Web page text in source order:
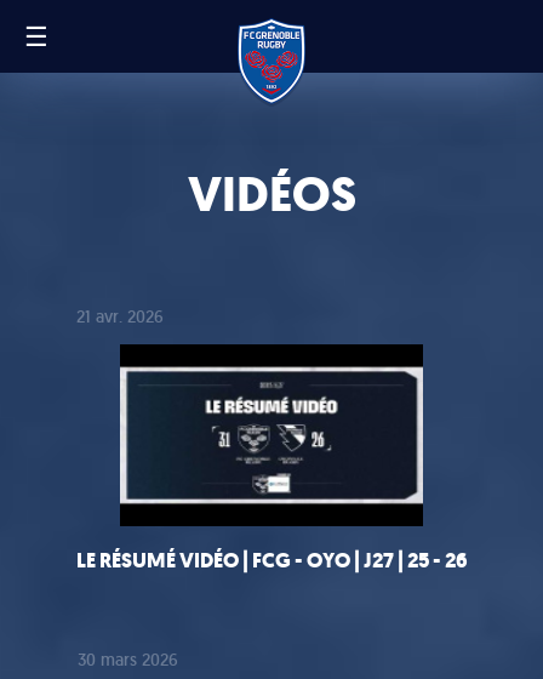
☰
VIDÉOS
21 avr. 2026
LE RÉSUMÉ VIDÉO | FCG - OYO | J27 | 25 - 26
30 mars 2026